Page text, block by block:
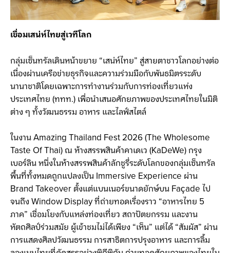
เชื่อมเสน่ห์ไทยสู่เวทีโลก
กลุ่มเซ็นทรัลเดินหน้าขยาย “เสน่ห์ไทย” สู่สายตาชาวโลกอย่างต่อ
เนื่องผ่านเครือข่ายธุรกิจและความร่วมมือกับพันธมิตรระดับ
นานาชาติโดยเฉพาะการทำงานร่วมกับการท่องเที่ยวแห่ง
ประเทศไทย (ททท.) เพื่อนำเสนอศักยภาพของประเทศไทยในมิติ
ต่าง ๆ ทั้งวัฒนธรรม อาหาร และไลฟ์สไตล์
ในงาน Amazing Thailand Fest 2026 (The Wholesome
Taste Of Thai) ณ ห้างสรรพสินค้าคาเดเว (KaDeWe) กรุง
เบอร์ลิน หนึ่งในห้างสรรพสินค้าลักชูรี่ระดับโลกของกลุ่มเซ็นทรัล
พื้นที่ทั้งหมดถูกแปลงเป็น Immersive Experience ผ่าน
Brand Takeover ตั้งแต่แบนเนอร์ขนาดยักษ์บน Façade ไป
จนถึง Window Display ที่ถ่ายทอดเรื่องราว “อาหารไทย 5
ภาค” เชื่อมโยงกับแหล่งท่องเที่ยว สถาปัตยกรรม และงาน
หัตถศิลป์ร่วมสมัย ผู้เข้าชมไม่ได้เพียง “เห็น” แต่ได้ “สัมผัส” ผ่าน
การแสดงศิลปวัฒนธรรม การสาธิตการปรุงอาหาร และการลิ้ม